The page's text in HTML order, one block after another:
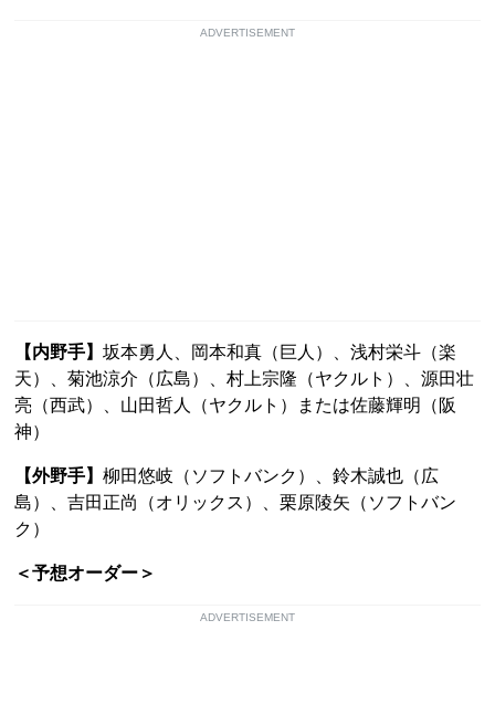
ADVERTISEMENT
【内野手】 坂本勇人、岡本和真（巨人）、浅村栄斗（楽
天）、菊池涼介（広島）、村上宗隆（ヤクルト）、源田壮
亮（西武）、山田哲人（ヤクルト）または佐藤輝明（阪
神）
【外野手】 柳田悠岐（ソフトバンク）、鈴木誠也（広
島）、吉田正尚（オリックス）、栗原陵矢（ソフトバン
ク）
＜予想オーダー＞
ADVERTISEMENT